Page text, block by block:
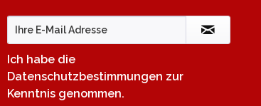
Ich habe die
Datenschutzbestimmungen zur
Kenntnis genommen.